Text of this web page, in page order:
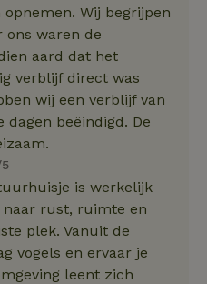
Wij begrijpen
ons waren de
aard dat het
verblijf direct was
wij een verblijf van
dagen beëindigd. De
is werkelijk
naar rust, ruimte en
plek. Vanuit de
vogels en ervaar je
leent zich